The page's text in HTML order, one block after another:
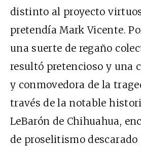
distinto al proyecto
pretendía Mark Vicente.
una suerte de regaño
resultó pretencioso y una
y conmovedora de la
través de la notable
LeBarón de Chihuahua,
de proselitismo descarado